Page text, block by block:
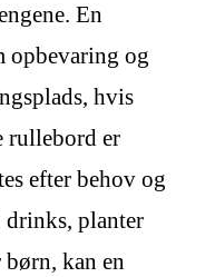
En
opbevaring og
hvis
rullebord er
efter behov og
drinks, planter
kan en